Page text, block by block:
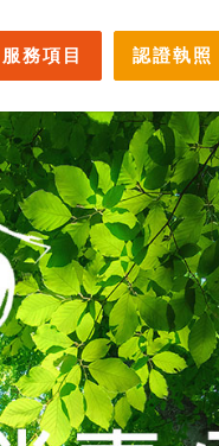
服務項目 認證執照